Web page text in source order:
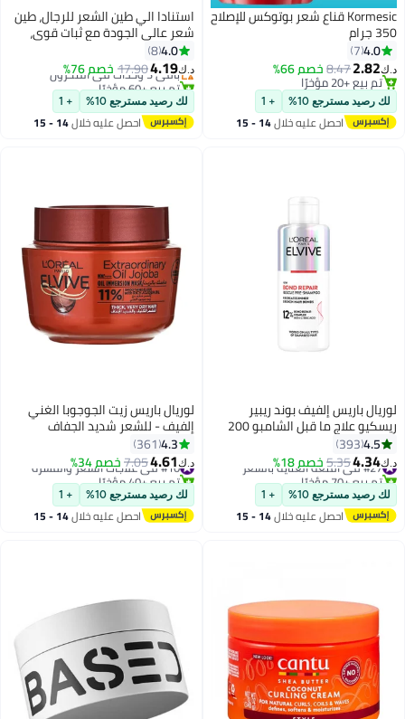
Kormesic قناع شعر بوتوكس للإصلاح
4.0
7
2.82
8.47خصم 66%
تم بيع +20 مؤخرًا
تم بيع +20 مؤخرًا
رصيد مسترجع 10% + 1
احصل عليه خلال 14 - 15
استنادا الي طين الشعر للرجال، طين
شعر عالي الجودة مع ثبات قوي،
لتصفيف الشعر المتوسط أو الكثيف
أو المستقيم أو المموج، عطر خشب
الصندل (حزمة 1 من 3 أونصة)
4.0
8
4.19
17.90خصم 76% باقي 3 وحدات في المخزون
تم بيع +60 مؤخرًا
باقي 3 وحدات في المخزون
لك رصيد مسترجع 10% + 1
احصل عليه خلال 14 - 15
باريس إلفيف بوند ريبير
ريسكيو علاج ما قبل الشامبو 200
4.5
393
4.34
5.35خصم 18% #27 في أقنعة العناية بالشعر
تم بيع +70 مؤخرًا
#27 في أقنعة العناية بالشعر
رصيد مسترجع 10% + 1
احصل عليه خلال 14 - 15
لوريال باريس زيت الجوجوبا الغني
إلفيف - للشعر شديد الجفاف
4.3
361
4.61
7.05خصم 34% #10 في علاجات الشعر والقشرة
تم بيع +40 مؤخرًا
#10 في علاجات الشعر والقشرة
لك رصيد مسترجع 10% + 1
احصل عليه خلال 14 - 15